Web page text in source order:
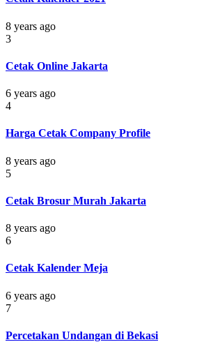
8 years ago
3
Cetak Online Jakarta
6 years ago
4
Harga Cetak Company Profile
8 years ago
5
Cetak Brosur Murah Jakarta
8 years ago
6
Cetak Kalender Meja
6 years ago
7
Percetakan Undangan di Bekasi